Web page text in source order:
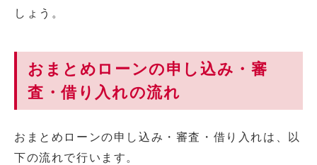
しょう。
おまとめローンの申し込み・審
査・借り入れの流れ
おまとめローンの申し込み・審査・借り入れは、以
下の流れで行います。